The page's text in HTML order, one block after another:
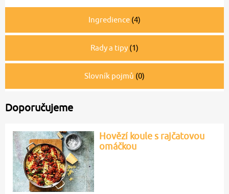
Ingredience (4)
Rady a tipy (1)
Slovník pojmů (0)
Doporučujeme
Hovězí koule s rajčatovou
omáčkou